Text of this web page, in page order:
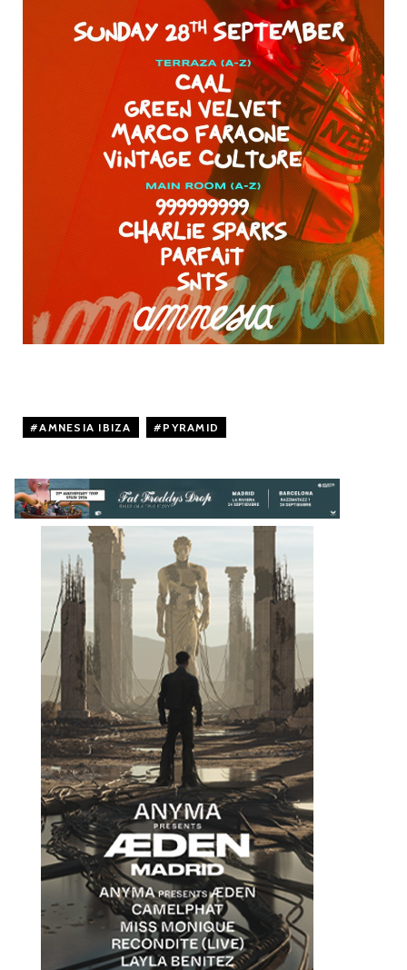
AMNESIA IBIZA PYRAMID